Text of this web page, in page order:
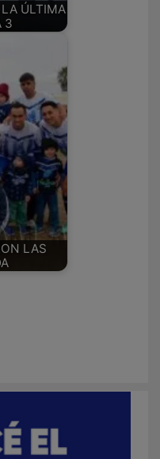
LA ÚLTIMA
3
LAS